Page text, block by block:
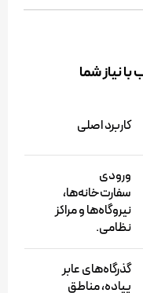
کاربرد اصلی
ورودی
سفارت‌خانه‌ها،
نیروگاه‌ها و مراکز
نظامی.
گذرگاه‌های عابر
پیاده، مناطق